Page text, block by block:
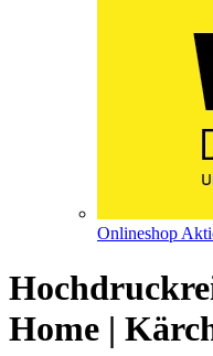
Onlineshop
Home |